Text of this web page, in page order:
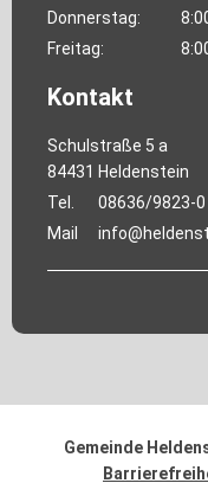
Donnerstag:
Freitag:
Kontakt
Schulstraße 5 a
84431 Heldenstein
Tel.
08636/9823-0
Mail
Gemeinde